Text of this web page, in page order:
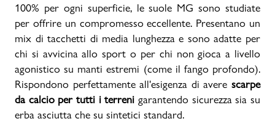
100% per ogni superficie, le suole MG sono studiate
per offrire un compromesso eccellente. Presentano un
mix di tacchetti di media lunghezza e sono adatte per
chi si avvicina allo sport o per chi non gioca a livello
agonistico su manti estremi (come il fango profondo).
Rispondono perfettamente all'esigenza di avere scarpe
da calcio per tutti i terreni garantendo sicurezza sia su
erba asciutta che su sintetici standard.